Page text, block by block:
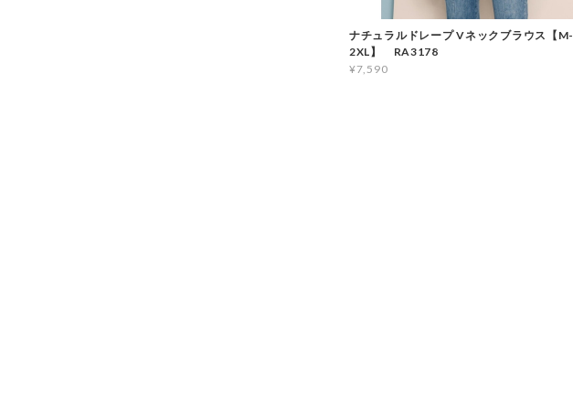
ナチュラルドレープ Vネックブラウス【M-
2XL】 RA3178
¥7,590